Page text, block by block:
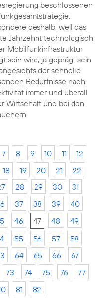
beschlossenen
deshalb, weil das
Jahrzehnt technologisch
Mobilfunkinfrastruktur
sein wird, ja geprägt sein
der schnelle
Bedürfnisse nach
immer und überall
Wirtschaft und bei den
7 8 9 10 11
12
18 19 20 21
22
28 29 30
31
37 38 39
40
46 47 48
49
55 56 57
58
64 65 66
67
73 74 75 76
77
81 82